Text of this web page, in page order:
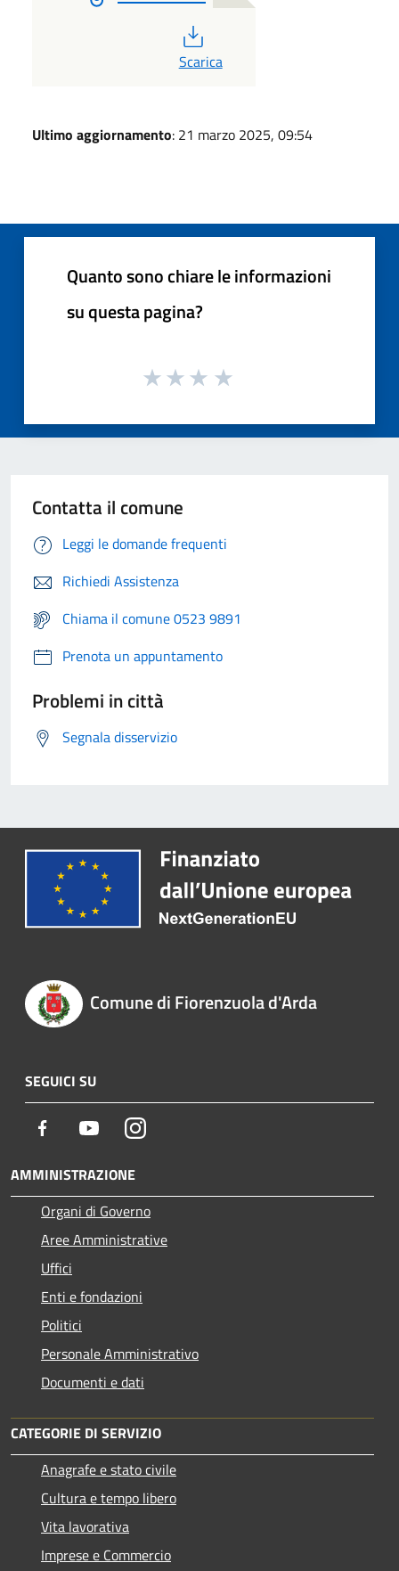
PDF
Scarica
Ultimo aggiornamento: 21 marzo 2025, 09:54
Quanto sono chiare le informazioni
su questa pagina?
Contatta il comune
Leggi le domande frequenti
Richiedi Assistenza
Chiama il comune 0523 9891
Prenota un appuntamento
Problemi in città
Segnala disservizio
Comune di Fiorenzuola d'Arda
SEGUICI SU
Facebook YoutubeInstagram
AMMINISTRAZIONE
Organi di Governo
Aree Amministrative
Uffici
Enti e fondazioni
Politici
Personale Amministrativo
Documenti e dati
CATEGORIE DI SERVIZIO
Anagrafe e stato civile
Cultura e tempo libero
Vita lavorativa
Imprese e Commercio